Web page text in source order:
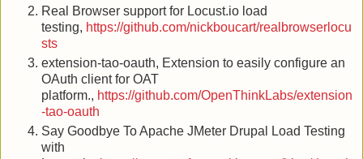
Real Browser support for Locust.io load
testing, https://github.com/nickboucart/realbrowserlocu
sts
extension-tao-oauth, Extension to easily configure an
OAuth client for OAT
platform., https://github.com/OpenThinkLabs/extension
-tao-oauth
Say Goodbye To Apache JMeter Drupal Load Testing
with